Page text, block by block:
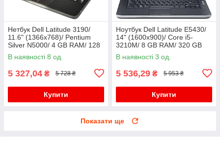
Нетбук Dell Latitude 3190/
11.6" (1366x768)/ Pentium
Silver N5000/ 4 GB RAM/ 128
GB SSD/ UHD 605
В наявності 8 од.
5 327,04 ₴ 5 728 ₴
Купити
Ноутбук Dell Latitude E5430/
14" (1600x900)/ Core i5-
3210M/ 8 GB RAM/ 320 GB
HDD/ HD 4000
В наявності 3 од.
5 536,29 ₴ 5 953 ₴
Купити
Показати ще